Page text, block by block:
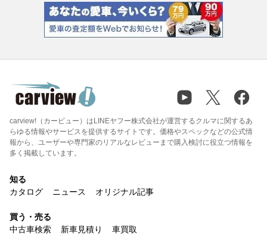
carview!（カービュー）はLINEヤフー株式会社が運営するクルマに関するあ
らゆる情報やサービスを提供するサイトです。価格やスペックなどの公式情
報から、ユーザーや専門家のリアルなレビューまで購入検討に役立つ情報を
多く掲載しています。
知る
カタログ
ニュース オリジナル記事
買う・売る
中古車検索
新車見積り 車買取